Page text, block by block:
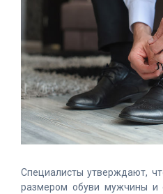
Специалисты утверждают,
размером обуви мужчины и